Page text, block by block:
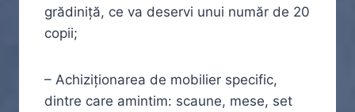
grădiniță, ce va deservi unui număr de 20
copii;
– Achiziționarea de mobilier specific,
dintre care amintim: scaune, mese, set